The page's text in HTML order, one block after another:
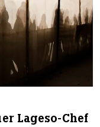
Lageso-Chef